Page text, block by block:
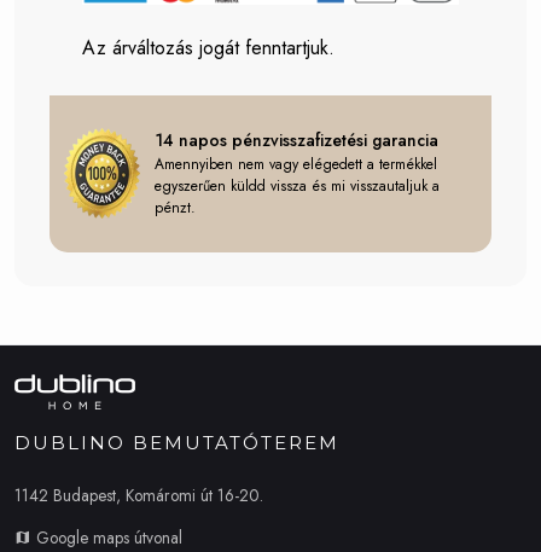
Az árváltozás jogát fenntartjuk.
14 napos pénzvisszafizetési garancia
Amennyiben nem vagy elégedett a termékkel
egyszerűen küldd vissza és mi visszautaljuk a
pénzt.
DUBLINO BEMUTATÓTEREM
1142 Budapest, Komáromi út 16-20.
Google maps útvonal